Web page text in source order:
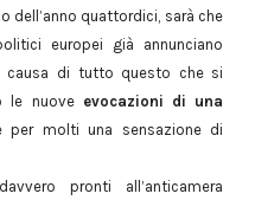
dell’anno quattordici, sarà che
europei già annunciano
causa di tutto questo che si
le nuove evocazioni di una
per molti una sensazione di
pronti all’anticamera